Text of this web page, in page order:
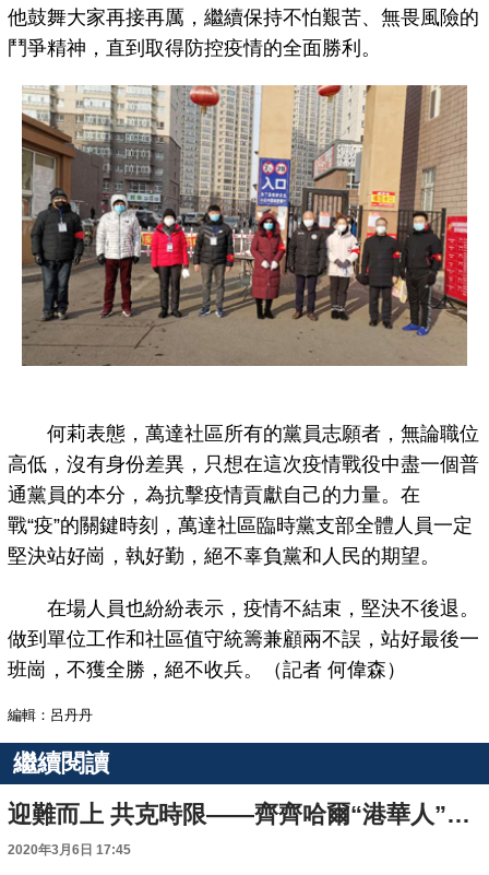
他鼓舞大家再接再厲，繼續保持不怕艱苦、無畏風險的
鬥爭精神，直到取得防控疫情的全面勝利。
何莉表態，萬達社區所有的黨員志願者，無論職位
高低，沒有身份差異，只想在這次疫情戰役中盡一個普
通黨員的本分，為抗擊疫情貢獻自己的力量。在
戰“疫”的關鍵時刻，萬達社區臨時黨支部全體人員一定
堅決站好崗，執好勤，絕不辜負黨和人民的期望。
在場人員也紛紛表示，疫情不結束，堅決不後退。
做到單位工作和社區值守統籌兼顧兩不誤，站好最後一
班崗，不獲全勝，絕不收兵。（記者 何偉森）
編輯：呂丹丹
繼續閱讀
迎難而上 共克時限——齊齊哈爾“港華人”奮戰在保供一線
2020年3月6日 17:45